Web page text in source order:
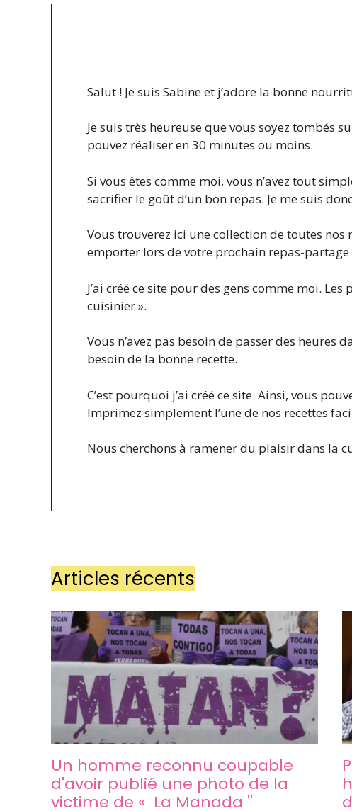
Salut ! Je suis Sabine et j’adore la bonne
Je suis très heureuse que vous soyez tombés
pouvez réaliser en 30 minutes ou moins.
Si vous êtes comme moi, vous n’avez tout
sacrifier le goût d’un bon repas. Je me suis
Vous trouverez ici une collection de toutes
emporter lors de votre prochain repas-
J’ai créé ce site pour des gens comme moi.
cuisinier ».
Vous n’avez pas besoin de passer des
besoin de la bonne recette.
C’est pourquoi j’ai créé ce site. Ainsi, vous
Imprimez simplement l’une de nos recettes
Nous cherchons à ramener du plaisir dans la
Articles récents
Un homme reconnu coupable
d'avoir publié une photo de la
victime de « La Manada ''